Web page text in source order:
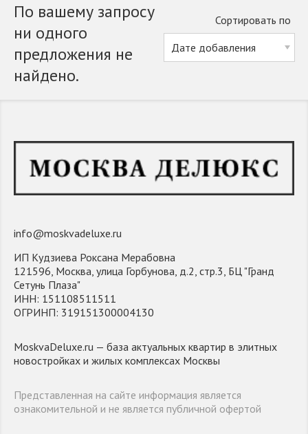
Сортировать по
По вашему запросу
ни одного
предложения не
найдено.
info@moskvadeluxe.ru
ИП Кудзиева Роксана Мерабовна
121596, Москва, улица Горбунова, д.2, стр.3, БЦ "Гранд
Сетунь Плаза"
ИНН: 151108511511
ОГРИНП: 319151300004130
MoskvaDeluxe.ru — база актуальных квартир в элитных
новостройках и жилых комплексах Москвы
Представленная на сайте информация является
ознакомительной и не является публичной офертой